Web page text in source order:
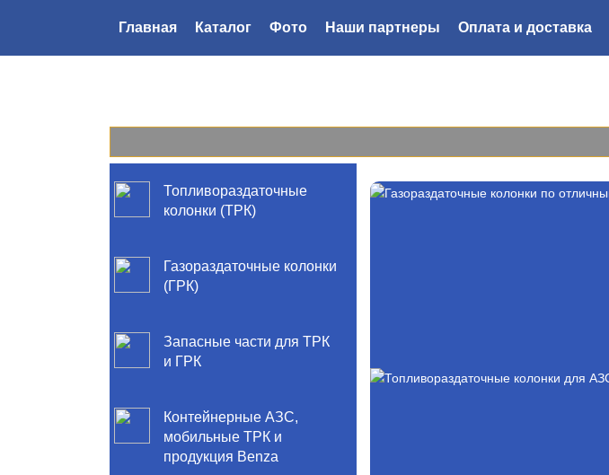
Главная Каталог Фото Наши партнеры Оплата и доставка
Топливораздаточные
колонки (ТРК)
Газораздаточные колонки
(ГРК)
Запасные части для ТРК
и ГРК
Контейнерные АЗС,
мобильные ТРК и
продукция Benza